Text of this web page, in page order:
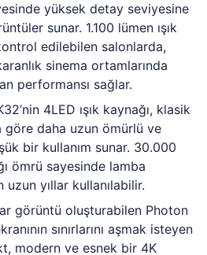
yüksek detay seviyesine
sunar. 1.100 lümen ışık
edilebilen salonlarda,
sinema ortamlarında
performansı sağlar.
4LED ışık kaynağı, klasik
göre daha uzun ömürlü ve
bir kullanım sunar. 30.000
ömrü sayesinde lamba
yıllar kullanılabilir.
görüntü oluşturabilen Photon
sınırlarını aşmak isteyen
modern ve esnek bir 4K